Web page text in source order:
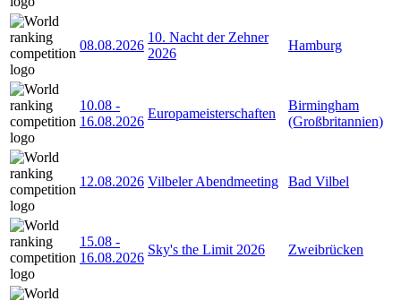
08.08.2026
10. Nacht der Zehner
2026
Hamburg
10.08 -
16.08.2026
Europameisterschaften
Birmingham
(Großbritannien)
12.08.2026 Vilbeler Abendmeeting Bad Vilbel
15.08 -
16.08.2026
Sky's the Limit 2026 Zweibrücken